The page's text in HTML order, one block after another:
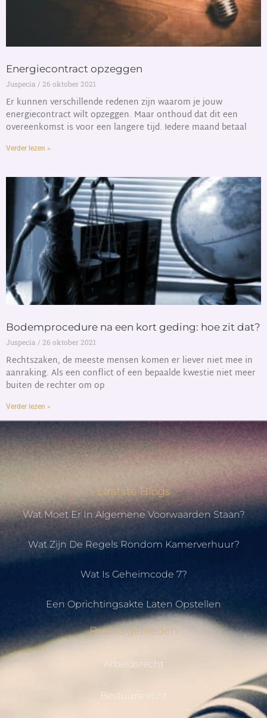
Energiecontract opzeggen
Juspecia 26 oktober 2021
Er kunnen verschillende redenen zijn waarom je jouw
energiecontract wilt opzeggen. Maar onthoud dat dit een
overeenkomst is voor een langere tijd. Iedere maand betaal
Verder lezen »
Bodemprocedure na een kort geding: hoe zit dat?
Juspecia 26 oktober 2021
Rechtszaken, de meeste mensen komen er liever niet mee in
aanraking. Als een conflict of een bepaalde kwestie niet meer
buiten de rechter om op
Verder lezen »
Laatste Blogs
Wat Moet Er In Algemene Voorwaarden Staan?
Wat Zijn De Regels Rondom Kamerverhuur?
Wat Is Geheimcode 7?
Een Oprichtingsakte Laten Opstellen
Rechtsgebieden
Arbeidsrecht
Bestuursrecht